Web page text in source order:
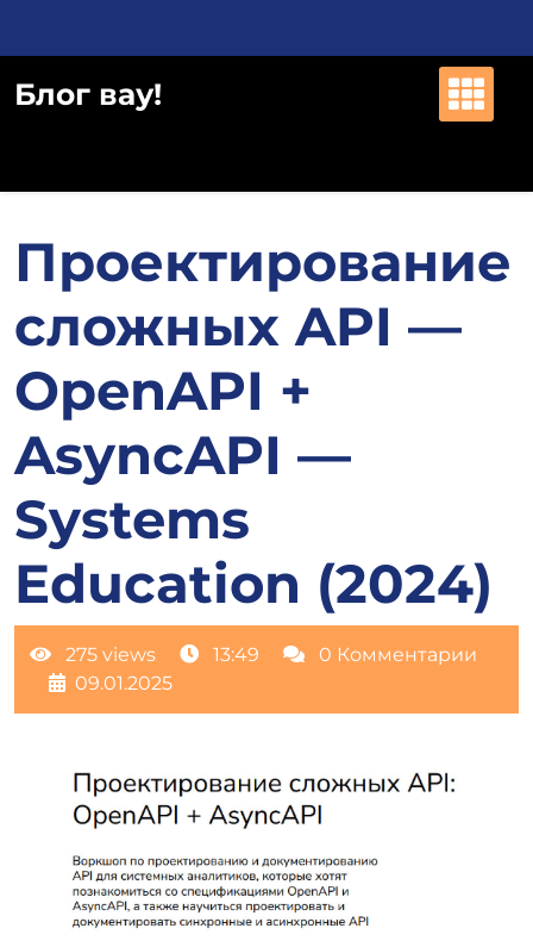
Блог вау!
Проектирование
сложных API —
OpenAPI +
AsyncAPI —
Systems
Education (2024)
275 views 13:49
0 Комментарии
09.01.2025